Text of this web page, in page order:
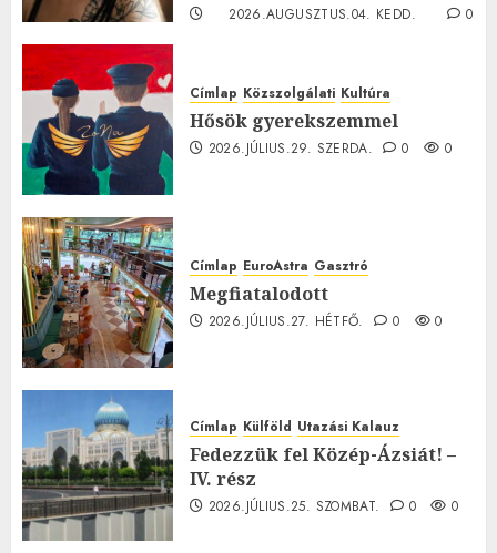
2026.AUGUSZTUS.04. KEDD.
0
Címlap Közszolgálati Kultúra
Hősök gyerekszemmel
2026.JÚLIUS.29. SZERDA. 0 0
Címlap EuroAstra Gasztró
Megfiatalodott
2026.JÚLIUS.27. HÉTFŐ. 0 0
Címlap Külföld Utazási Kalauz
Fedezzük fel Közép-Ázsiát! –
IV. rész
2026.JÚLIUS.25. SZOMBAT. 0 0